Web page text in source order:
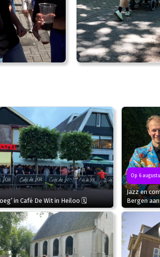
in Café De Wit in Heiloo 🗓
Op 6
Jazz en
Bergen